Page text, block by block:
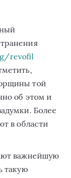
revofil
той
об этом и
Более
в области
важнейшую
такую